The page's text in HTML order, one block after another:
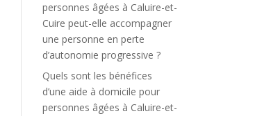
personnes âgées à Caluire-et-
Cuire peut-elle accompagner
une personne en perte
d’autonomie progressive ?
Quels sont les bénéfices
d’une aide à domicile pour
personnes âgées à Caluire-et-